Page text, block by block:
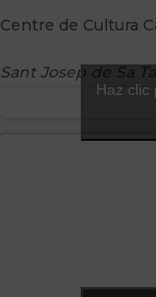
Centre de Cultura
Sant Josep de Sa
Haz clic